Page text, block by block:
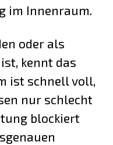
im Innenraum.
oder als
kennt das
ist schnell voll,
nur schlecht
blockiert